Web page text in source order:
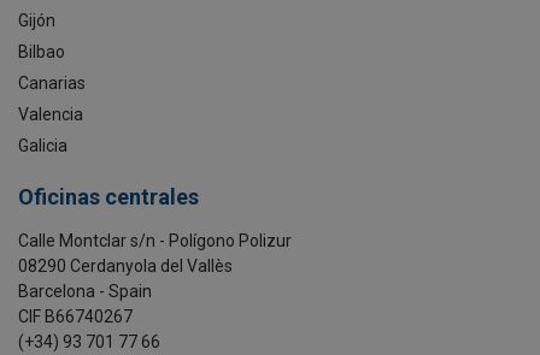
Gijón
Bilbao
Canarias
Valencia
Galicia
Oficinas centrales
Calle Montclar s/n - Polígono Polizur
08290 Cerdanyola del Vallès
Barcelona - Spain
CIF B66740267
(+34) 93 701 77 66